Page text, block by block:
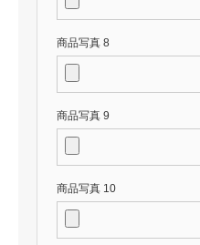
商品写真 8
商品写真 9
商品写真 10